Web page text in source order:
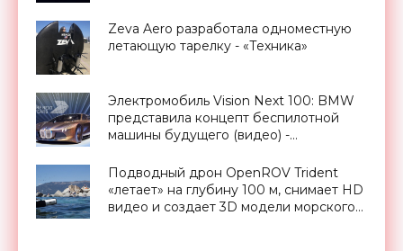
Zeva Aero разработала одноместную
летающую тарелку - «Техника»
Электромобиль Vision Next 100: BMW
представила концепт беспилотной
машины будущего (видео) -
Подводный дрон OpenROV Trident
«летает» на глубину 100 м, снимает HD
видео и создает 3D модели морского